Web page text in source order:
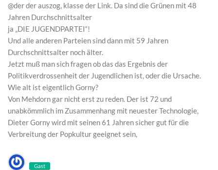
@der der auszog, klasse der Link. Da sind die Grünen mit 48
Jahren Durchschnittsalter
ja „DIE JUGENDPARTEI“!
Und alle anderen Parteien sind dann mit 59 Jahren
Durchschnittsalter noch älter.
Jetzt muß man sich fragen ob das das Ergebnis der
Politikverdrossenheit der Jugendlichen ist, oder die Ursache.
Wie alt ist eigentlich Gorny?
Von Mehdorn gar nicht erst zu reden. Der ist 72 und
unabkömmlich im Zusammenhang mit neuester Technologie,
Dieter Gorny wird mit seinen 61 Jahren sicher gut für die
Verbreitung der Popkultur geeignet sein,
Gast